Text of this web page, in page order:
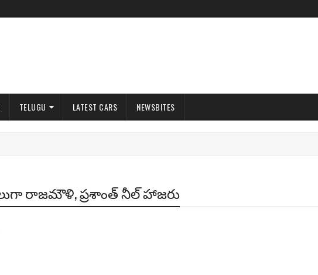
TELUGU LATEST CARS NEWSBITES
రాజమౌళి, ప్రశాంత్ నీల్ హాజరు